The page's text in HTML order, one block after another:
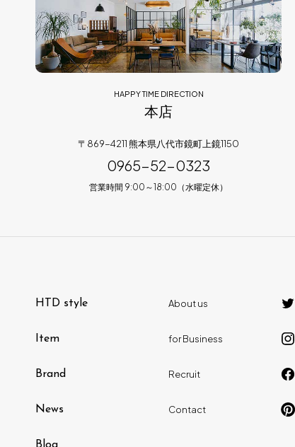
HAPPY TIME DIRECTION
本店
〒869-4211 熊本県八代市鏡町上鏡1150
0965-52-0323
営業時間 9:00～18:00（水曜定休）
HTD style
Item
Brand
News
Blog
About us
for Business
Recruit
Contact